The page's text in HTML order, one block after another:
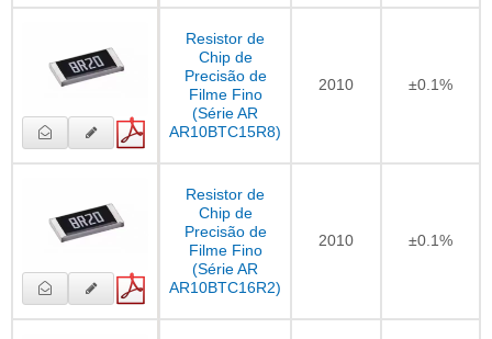
Resistor de
Chip de
Precisão de
Filme Fino
(Série AR
AR10BTC15R8)
2010 ±0.1%
Resistor de
Chip de
Precisão de
Filme Fino
(Série AR
AR10BTC16R2)
2010 ±0.1%